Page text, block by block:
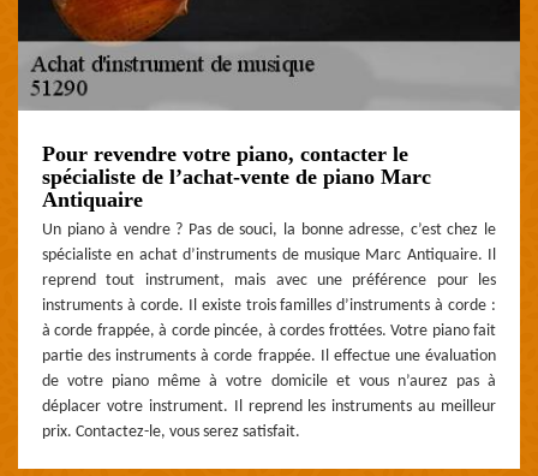
Pour revendre votre piano, contacter le
spécialiste de l’achat-vente de piano Marc
Antiquaire
Un piano à vendre ? Pas de souci, la bonne adresse, c’est chez le
spécialiste en achat d’instruments de musique Marc Antiquaire. Il
reprend tout instrument, mais avec une préférence pour les
instruments à corde. Il existe trois familles d’instruments à corde :
à corde frappée, à corde pincée, à cordes frottées. Votre piano fait
partie des instruments à corde frappée. Il effectue une évaluation
de votre piano même à votre domicile et vous n’aurez pas à
déplacer votre instrument. Il reprend les instruments au meilleur
prix. Contactez-le, vous serez satisfait.